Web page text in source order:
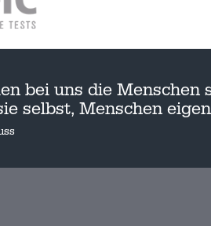
bei uns die
selbst, Menschen